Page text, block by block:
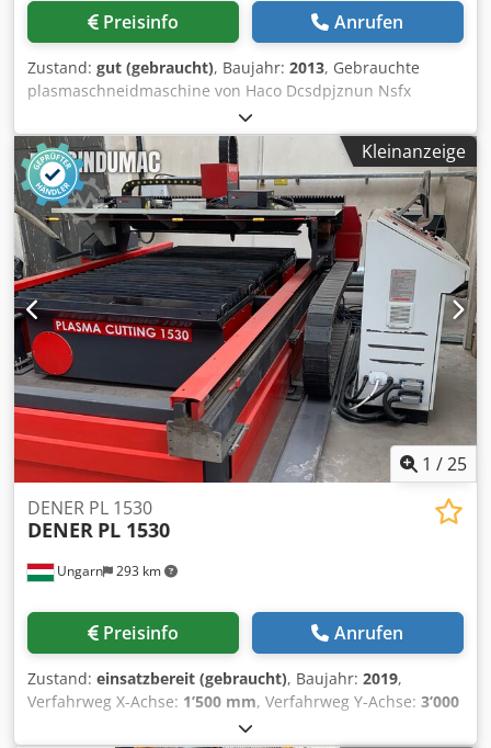
Preisinfo Anrufen
Zustand: gut (gebraucht), Baujahr: 2013, Gebrauchte
plasmaschneidmaschine von Haco Dcsdpjznun Nsfx
Ambsk Typ: Kompakt 3015 Tisch abmessung: 3000 x 1500
mm Hypertherm HPR 130 Ampere quelle Inkl. erzatsteile
Kleinanzeige
1 /25
Ungarn 293 km
DENER PL 1530
DENER PL 1530
Preisinfo Anrufen
Zustand: einsatzbereit (gebraucht), Baujahr: 2019,
Verfahrweg X-Achse: 1’500 mm, Verfahrweg Y-Achse: 3’000
, Diese 3-Achsen-